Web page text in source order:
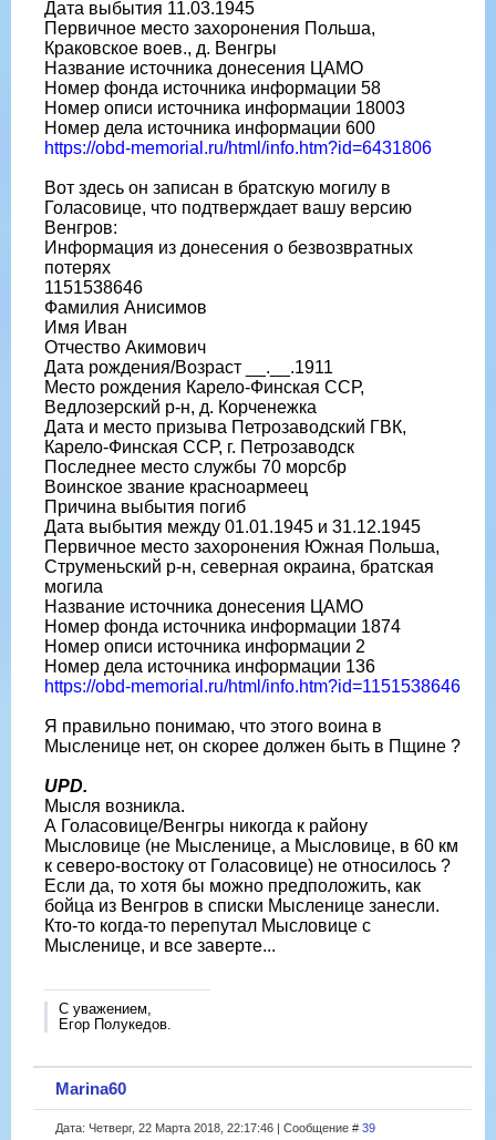
Дата выбытия 11.03.1945
Первичное место захоронения Польша,
Краковское воев., д. Венгры
Название источника донесения ЦАМО
Номер фонда источника информации 58
Номер описи источника информации 18003
Номер дела источника информации 600
https://obd-memorial.ru/html/info.htm?id=6431806
Вот здесь он записан в братскую могилу в
Голасовице, что подтверждает вашу версию
Венгров:
Информация из донесения о безвозвратных
потерях
1151538646
Фамилия Анисимов
Имя Иван
Отчество Акимович
Дата рождения/Возраст __.__.1911
Место рождения Карело-Финская ССР,
Ведлозерский р-н, д. Корченежка
Дата и место призыва Петрозаводский ГВК,
Карело-Финская ССР, г. Петрозаводск
Последнее место службы 70 морсбр
Воинское звание красноармеец
Причина выбытия погиб
Дата выбытия между 01.01.1945 и 31.12.1945
Первичное место захоронения Южная Польша,
Струменьский р-н, северная окраина, братская
могила
Название источника донесения ЦАМО
Номер фонда источника информации 1874
Номер описи источника информации 2
Номер дела источника информации 136
https://obd-memorial.ru/html/info.htm?id=1151538646
Я правильно понимаю, что этого воина в
Мысленице нет, он скорее должен быть в Пщине ?
UPD.
Мысля возникла.
А Голасовице/Венгры никогда к району
Мысловице (не Мысленице, а Мысловице, в 60 км
к северо-востоку от Голасовице) не относилось ?
Если да, то хотя бы можно предположить, как
бойца из Венгров в списки Мысленице занесли.
Кто-то когда-то перепутал Мысловице с
Мысленице, и все заверте...
С уважением,
Егор Полукедов.
Marina60
Дата: Четверг, 22 Марта 2018, 22:17:46 | Сообщение # 39